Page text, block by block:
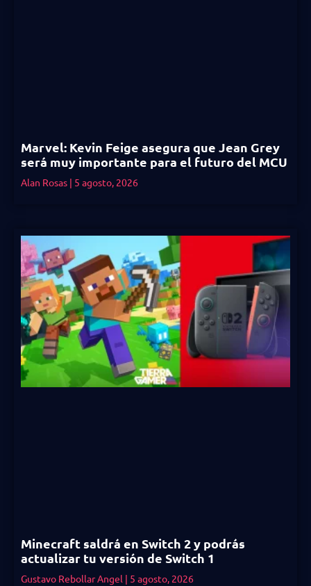
Marvel: Kevin Feige asegura que Jean Grey
será muy importante para el futuro del MCU
Alan Rosas 5 agosto, 2026
Minecraft saldrá en Switch 2 y podrás
actualizar tu versión de Switch 1
Gustavo Rebollar Angel 5 agosto, 2026